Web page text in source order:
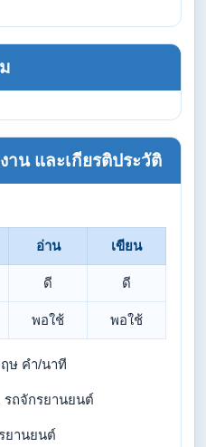
น และเกียรติประวัติ
อ่าน เขียน
ดี ดี
พอใช้ พอใช้
ษ คำ/นาที
รถจักรยานยนต์
ยานยนต์